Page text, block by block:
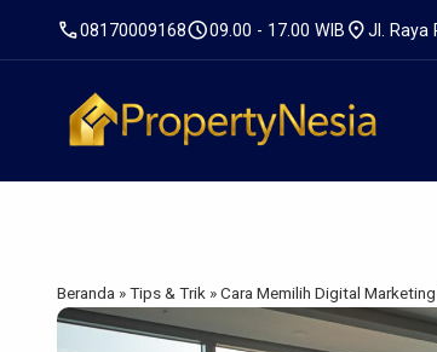
call08170009168schedule09.00 - 17.00 WIB location_onJl. Raya
Beranda »Tips & Trik »Cara Memilih Digital